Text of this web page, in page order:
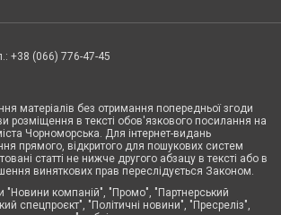
+38 (066) 776-47-45
матеріалів без отримання попередньої згоди
розміщення в тексті обов'язкового посилання на
Чорноморська. Для інтернет-видань
прямого, відкритого для пошукових систем
статті не нижче другого абзацу в тексті або в
виняткових прав переслідується Законом.
"Новини компаній", "Промо", "Партнерський
спецпроєкт", "Політичні новини", "Пресреліз",